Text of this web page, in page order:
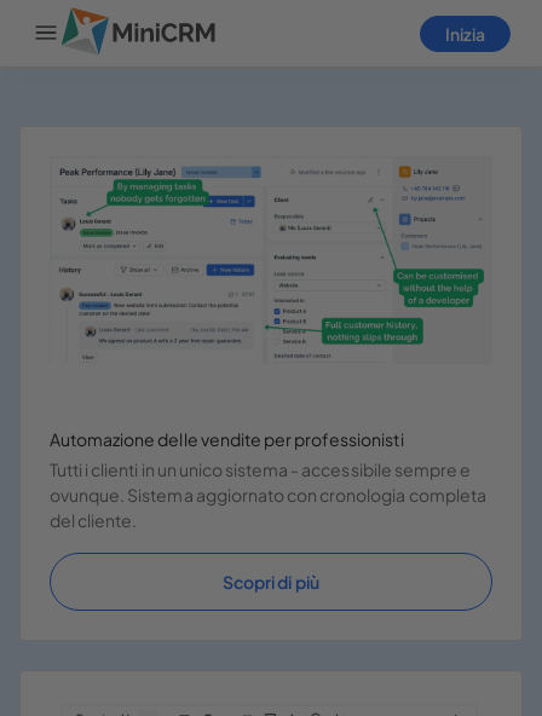
Home
Prodotti
Prezzi
Contattaci
Inizia
Automazione delle vendite per professionisti
Tutti i clienti in un unico sistema - accessibile sempre e
ovunque. Sistema aggiornato con cronologia completa
del cliente.
Scopri di più